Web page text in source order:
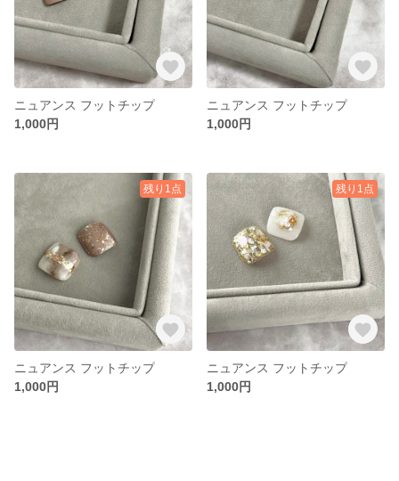
ニュアンス フットチップ
1,000円
ニュアンス フットチップ
1,000円
残り1点
ニュアンス フットチップ
1,000円
残り1点
ニュアンス フットチップ
1,000円